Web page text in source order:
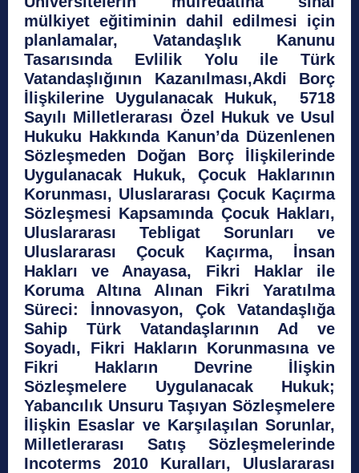
mülkiyet eğitiminin dahil edilmesi için
planlamalar, Vatandaşlık Kanunu
Tasarısında Evlilik Yolu ile Türk
Vatandaşlığının Kazanılması,Akdi Borç
İlişkilerine Uygulanacak Hukuk, 5718
Sayılı Milletlerarası Özel Hukuk ve Usul
Hukuku Hakkında Kanun’da Düzenlenen
Sözleşmeden Doğan Borç İlişkilerinde
Uygulanacak Hukuk, Çocuk Haklarının
Korunması, Uluslararası Çocuk Kaçırma
Sözleşmesi Kapsamında Çocuk Hakları,
Uluslararası Tebligat Sorunları ve
Uluslararası Çocuk Kaçırma, İnsan
Hakları ve Anayasa, Fikri Haklar ile
Koruma Altına Alınan Fikri Yaratılma
Süreci: İnnovasyon, Çok Vatandaşlığa
Sahip Türk Vatandaşlarının Ad ve
Soyadı, Fikri Hakların Korunmasına ve
Fikri Hakların Devrine İlişkin
Sözleşmelere Uygulanacak Hukuk;
Yabancılık Unsuru Taşıyan Sözleşmelere
İlişkin Esaslar ve Karşılaşılan Sorunlar,
Milletlerarası Satış Sözleşmelerinde
Incoterms 2010 Kuralları, Uluslararası